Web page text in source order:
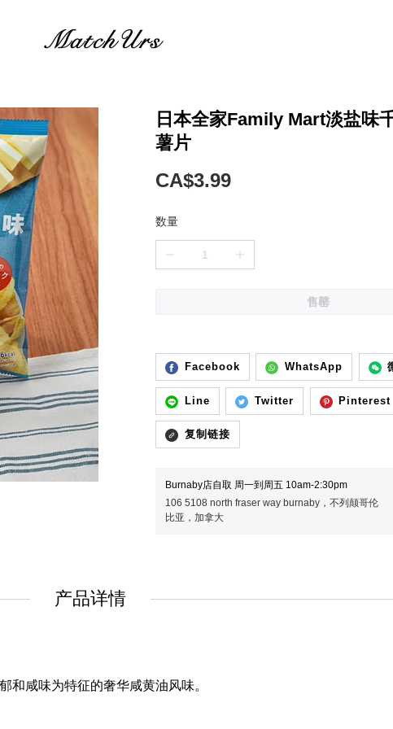
日本全家Family Mart淡盐味
薯片
CA$3.99
数量
售罄
Facebook WhatsApp
Line Twitter Pinterest
复制链接
Burnaby店自取 周一到周五 10am-2:30pm
106 5108 north fraser way burnaby，不列颠哥伦
比亚，加拿大
产品详情
和咸味为特征的奢华咸黄油风味。